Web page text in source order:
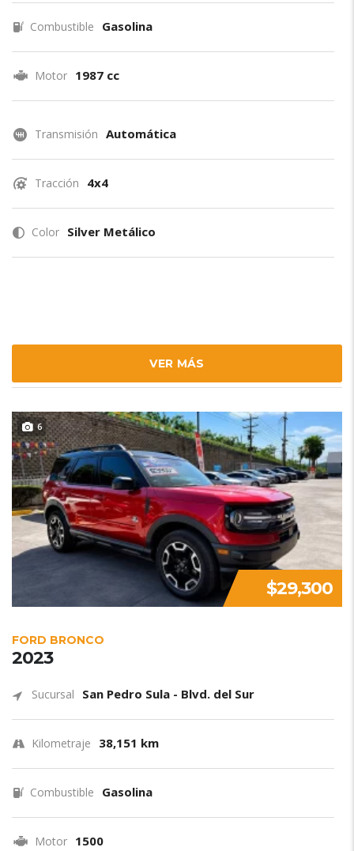
Combustible Gasolina
Motor 1987 cc
Transmisión Automática
Tracción 4x4
Color Silver Metálico
VER MÁS
6
$29,300
FORD BRONCO
2023
Sucursal San Pedro Sula - Blvd. del Sur
Kilometraje 38,151 km
Combustible Gasolina
Motor 1500